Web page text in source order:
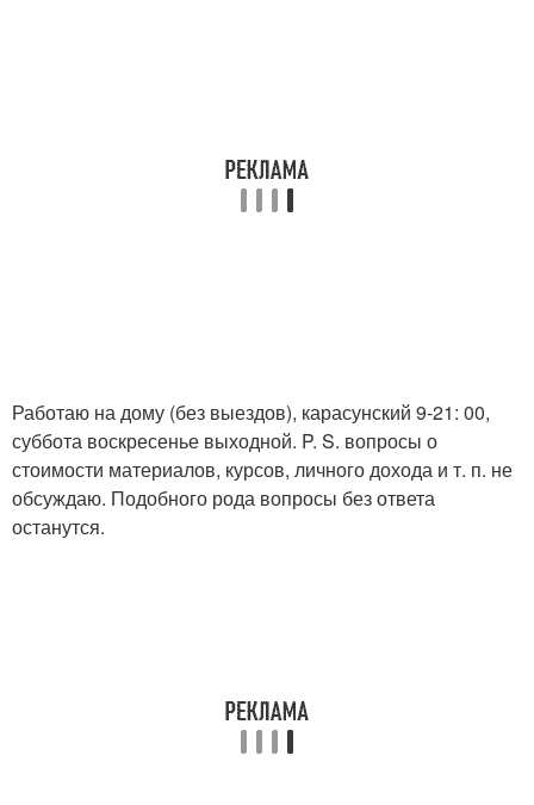
Работаю на дому (без выездов), карасунский 9-21: 00,
суббота воскресенье выходной. P. S. вопросы о
стоимости материалов, курсов, личного дохода и т. п. не
обсуждаю. Подобного рода вопросы без ответа
останутся.